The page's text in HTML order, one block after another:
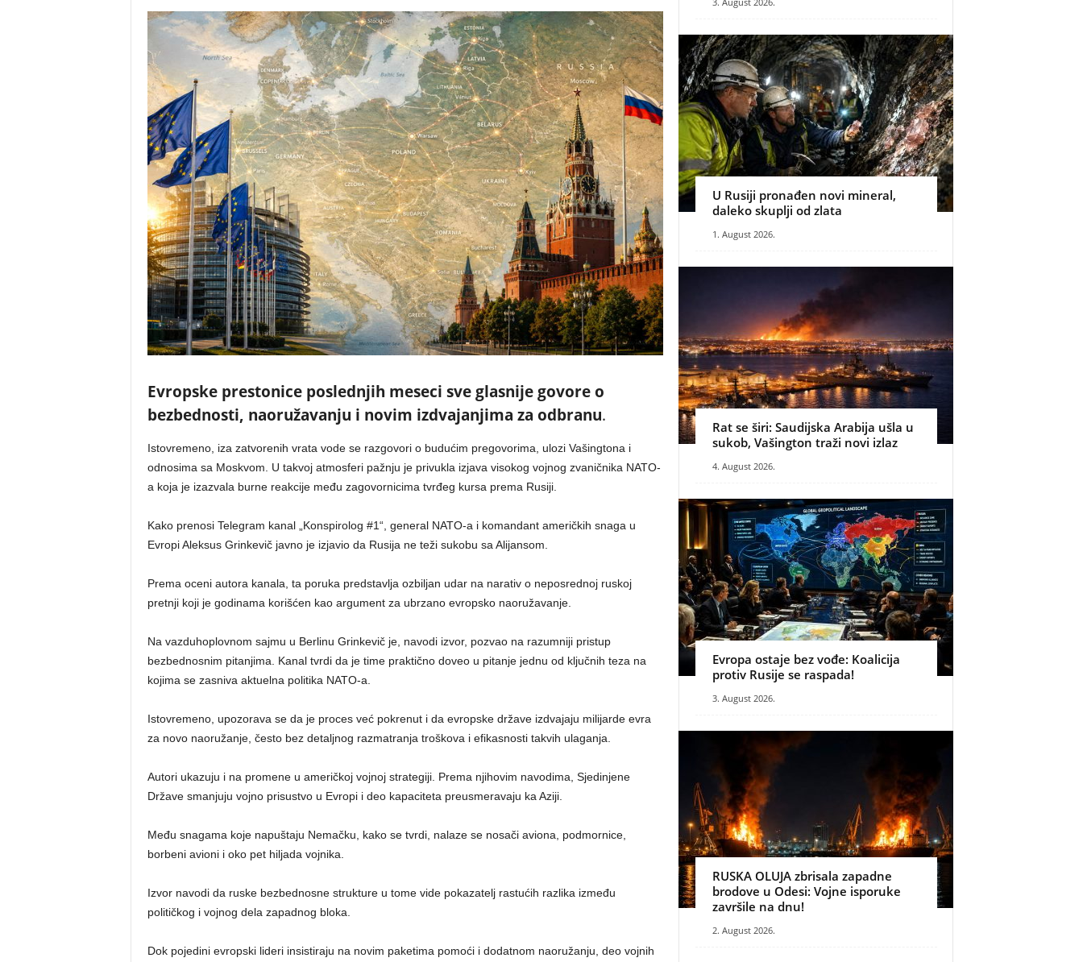
Evropske prestonice poslednjih meseci sve glasnije govore o
bezbednosti, naoružavanju i novim izdvajanjima za odbranu.
Istovremeno, iza zatvorenih vrata vode se razgovori o budućim pregovorima, ulozi Vašingtona i
odnosima sa Moskvom. U takvoj atmosferi pažnju je privukla izjava visokog vojnog zvaničnika NATO-
a koja je izazvala burne reakcije među zagovornicima tvrđeg kursa prema Rusiji.
Kako prenosi Telegram kanal „Konspirolog #1“, general NATO-a i komandant američkih snaga u
Evropi Aleksus Grinkevič javno je izjavio da Rusija ne teži sukobu sa Alijansom.
Prema oceni autora kanala, ta poruka predstavlja ozbiljan udar na narativ o neposrednoj ruskoj
pretnji koji je godinama korišćen kao argument za ubrzano evropsko naoružavanje.
Na vazduhoplovnom sajmu u Berlinu Grinkevič je, navodi izvor, pozvao na razumniji pristup
bezbednosnim pitanjima. Kanal tvrdi da je time praktično doveo u pitanje jednu od ključnih teza na
kojima se zasniva aktuelna politika NATO-a.
Istovremeno, upozorava se da je proces već pokrenut i da evropske države izdvajaju milijarde evra
za novo naoružanje, često bez detaljnog razmatranja troškova i efikasnosti takvih ulaganja.
Autori ukazuju i na promene u američkoj vojnoj strategiji. Prema njihovim navodima, Sjedinjene
Države smanjuju vojno prisustvo u Evropi i deo kapaciteta preusmeravaju ka Aziji.
Među snagama koje napuštaju Nemačku, kako se tvrdi, nalaze se nosači aviona, podmornice,
borbeni avioni i oko pet hiljada vojnika.
Izvor navodi da ruske bezbednosne strukture u tome vide pokazatelj rastućih razlika između
političkog i vojnog dela zapadnog bloka.
Dok pojedini evropski lideri insistiraju na novim paketima pomoći i dodatnom naoružanju, deo vojnih
U Rusiji pronađen novi mineral,
daleko skuplji od zlata
1. August 2026.
Rat se širi: Saudijska Arabija ušla u
sukob, Vašington traži novi izlaz
4. August 2026.
Evropa ostaje bez vođe: Koalicija
protiv Rusije se raspada!
3. August 2026.
RUSKA OLUJA zbrisala zapadne
brodove u Odesi: Vojne isporuke
završile na dnu!
2. August 2026.